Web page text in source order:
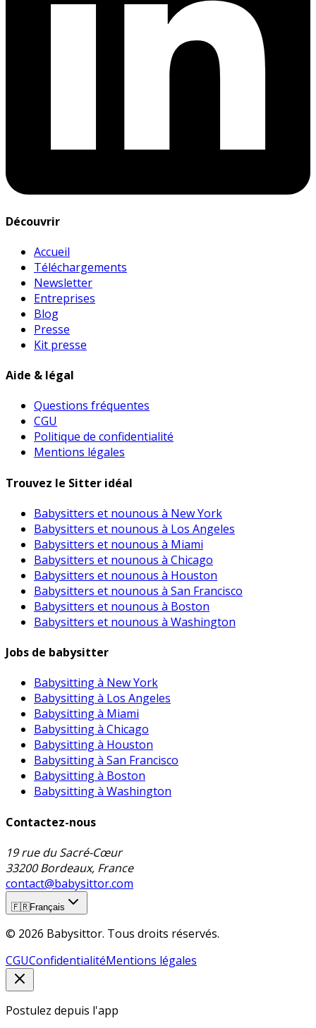
Découvrir
Accueil
Téléchargements
Newsletter
Entreprises
Blog
Presse
Kit presse
Aide & légal
Questions fréquentes
CGU
Politique de confidentialité
Mentions légales
Trouvez le Sitter idéal
Babysitters et nounous à New York
Babysitters et nounous à Los Angeles
Babysitters et nounous à Miami
Babysitters et nounous à Chicago
Babysitters et nounous à Houston
Babysitters et nounous à San Francisco
Babysitters et nounous à Boston
Babysitters et nounous à Washington
Jobs de babysitter
Babysitting à New York
Babysitting à Los Angeles
Babysitting à Miami
Babysitting à Chicago
Babysitting à Houston
Babysitting à San Francisco
Babysitting à Boston
Babysitting à Washington
Contactez-nous
19 rue du Sacré-Cœur
33200 Bordeaux, France
contact@babysittor.com
🇫🇷Français
© 2026 Babysittor. Tous droits réservés.
CGUConfidentialitéMentions légales
Postulez depuis l'app